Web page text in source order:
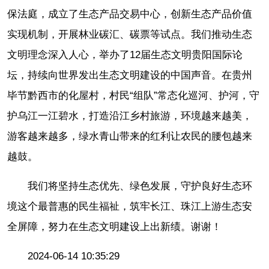
保法庭，成立了生态产品交易中心，创新生态产品价值
实现机制，开展林业碳汇、碳票等试点。我们推动生态
文明理念深入人心，举办了12届生态文明贵阳国际论
坛，持续向世界发出生态文明建设的中国声音。在贵州
毕节黔西市的化屋村，村民“组队”常态化巡河、护河，守
护乌江一江碧水，打造沿江乡村旅游，环境越来越美，
游客越来越多，绿水青山带来的红利让农民的腰包越来
越鼓。
我们将坚持生态优先、绿色发展，守护良好生态环
境这个最普惠的民生福祉，筑牢长江、珠江上游生态安
全屏障，努力在生态文明建设上出新绩。谢谢！
2024-06-14 10:35:29